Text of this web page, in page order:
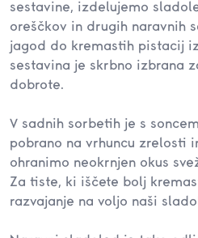
sestavine, izdelujemo
oreščkov in drugih naravnih
jagod do kremastih pistacij
sestavina je skrbno izbrana
dobrote.
V sadnih sorbetih je s
pobrano na vrhuncu zrelosti
ohranimo neokrnjen okus
Za tiste, ki iščete bolj
razvajanje na voljo naši